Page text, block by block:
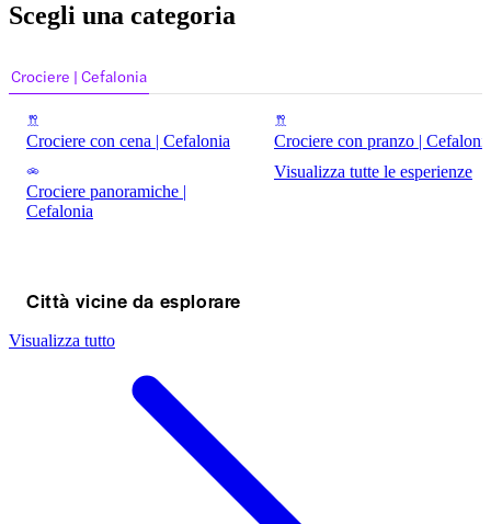
Scegli una categoria
Crociere | Cefalonia
Crociere con cena | Cefalonia Crociere con pranzo |
Crociere panoramiche |
Cefalonia
Visualizza tutte le esperienze
Città vicine da esplorare
Visualizza tutto